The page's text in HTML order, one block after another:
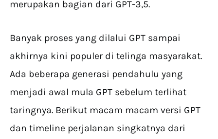
merupakan bagian dari GPT-3,5.
Banyak proses yang dilalui GPT sampai
akhirnya kini populer di telinga masyarakat.
Ada beberapa generasi pendahulu yang
menjadi awal mula GPT sebelum terlihat
taringnya. Berikut macam macam versi GPT
dan timeline perjalanan singkatnya dari